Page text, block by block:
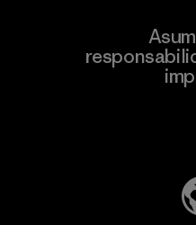
información